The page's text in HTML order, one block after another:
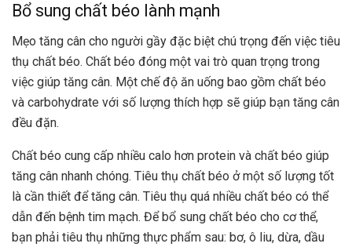
Bổ sung chất béo lành mạnh
Mẹo tăng cân cho người gầy đặc biệt chú trọng đến việc tiêu
thụ chất béo. Chất béo đóng một vai trò quan trọng trong
việc giúp tăng cân. Một chế độ ăn uống bao gồm chất béo
và carbohydrate với số lượng thích hợp sẽ giúp bạn tăng cân
đều đặn.
Chất béo cung cấp nhiều calo hơn protein và chất béo giúp
tăng cân nhanh chóng. Tiêu thụ chất béo ở một số lượng tốt
là cần thiết để tăng cân. Tiêu thụ quá nhiều chất béo có thể
dẫn đến bệnh tim mạch. Để bổ sung chất béo cho cơ thể,
bạn phải tiêu thụ những thực phẩm sau: bơ, ô liu, dừa, dầu